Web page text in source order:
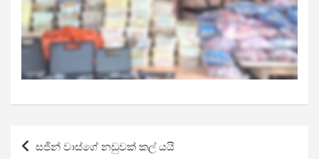
Post
සජින් වාස්ගේ නඩුවක් කල් යයි